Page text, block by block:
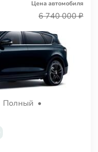
Цена автомобиля
6 740 000 ₽
Полный •